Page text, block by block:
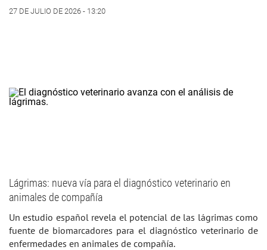
27 DE JULIO DE 2026 - 13:20
Lágrimas: nueva vía para el diagnóstico veterinario en
animales de compañía
Un estudio español revela el potencial de las lágrimas como
fuente de biomarcadores para el diagnóstico veterinario de
enfermedades en animales de compañía.